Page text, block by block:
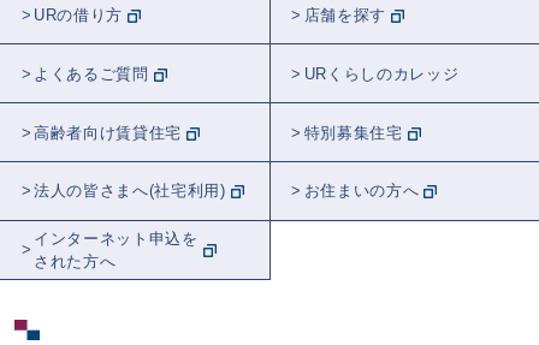
URの借り方 店舗を探す
よくあるご質問 URくらしのカレッジ
高齢者向け賃貸住宅 特別募集住宅
法人の皆さまへ(社宅利用) お住まいの方へ
インターネット申込を
された方へ